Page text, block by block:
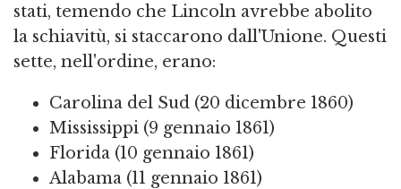
stati, temendo che Lincoln avrebbe abolito
la schiavitù, si staccarono dall'Unione. Questi
sette, nell'ordine, erano:
Carolina del Sud (20 dicembre 1860)
Mississippi (9 gennaio 1861)
Florida (10 gennaio 1861)
Alabama (11 gennaio 1861)